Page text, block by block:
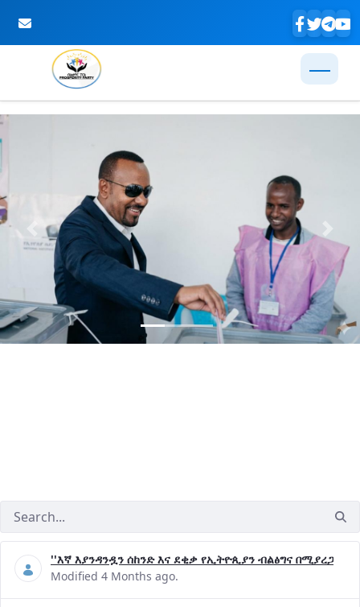
Skip to Main Content
Previous Next
''እኛ እያንዳንዷን ሰከንድ እና ደቂቃ የኢትዮጲያን ብልፅግና
Modified 4 Months ago.